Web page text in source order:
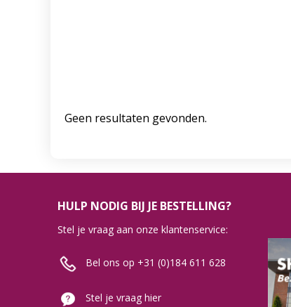
Geen resultaten gevonden.
HULP NODIG BIJ JE BESTELLING?
Stel je vraag aan onze klantenservice:
Bel ons op +31 (0)184 611 628
Stel je vraag hier